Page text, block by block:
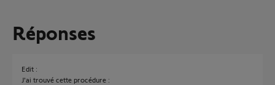
Réponses
Edit :
J'ai trouvé cette procédure :